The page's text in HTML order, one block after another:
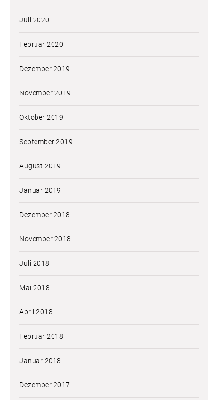
Juli 2020
Februar 2020
Dezember 2019
November 2019
Oktober 2019
September 2019
August 2019
Januar 2019
Dezember 2018
November 2018
Juli 2018
Mai 2018
April 2018
Februar 2018
Januar 2018
Dezember 2017